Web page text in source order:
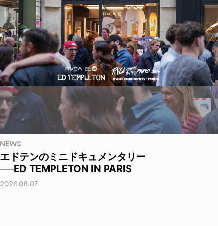
NEWS
エドテンのミニドキュメンタリー
──ED TEMPLETON IN PARIS
2026.08.07